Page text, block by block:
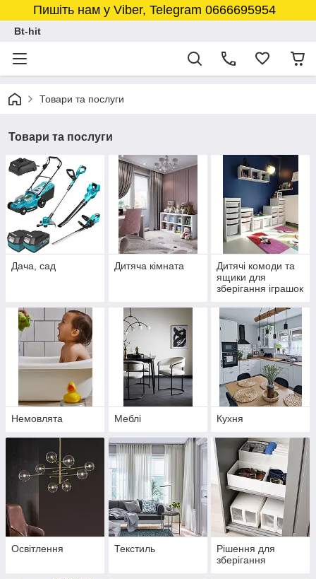
Пишіть нам у Viber, Telegram 0666695954
Bt-hit
Товари та послуги
Товари та послуги
Дача, сад Дитяча кімната
Дитячі комоди та
ящики для
зберігання іграшок
Немовлята Меблі Кухня
Освітлення Текстиль
Рішення для
зберігання